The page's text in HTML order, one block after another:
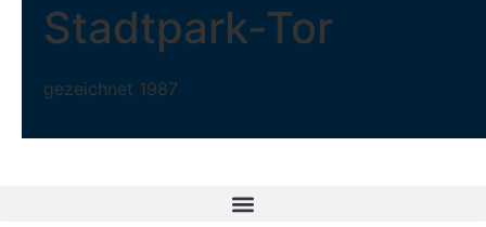
Stadtpark-Tor
gezeichnet 1987